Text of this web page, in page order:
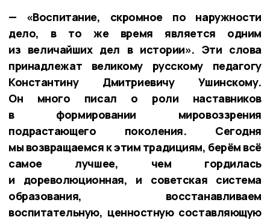
— «Воспитание, скромное по наружности
дело, в то же время является одним
из величайших дел в истории». Эти слова
принадлежат великому русскому педагогу
Константину Дмитриевичу Ушинскому.
Он много писал о роли наставников
в формировании мировоззрения
подрастающего поколения. Сегодня
мы возвращаемся к этим традициям, берём всё
самое лучшее, чем гордилась
и дореволюционная, и советская система
образования, восстанавливаем
воспитательную, ценностную составляющую